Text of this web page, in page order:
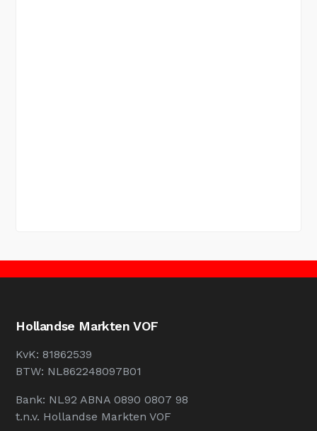
Hollandse Markten VOF
KvK: 81862539
BTW: NL862248097B01
Bank: NL92 ABNA 0890 0807 98
t.n.v. Hollandse Markten VOF